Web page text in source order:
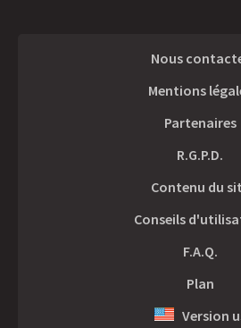
Nous
Mentions
Partenaires
R.G.P.D.
Contenu du
Conseils
F.A.Q.
Plan
Version